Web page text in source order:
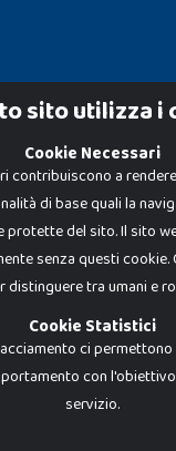
di Giocabene Srl. Ogni
è severamente vietato.
shop sono di proprietà
potrebbero
8, 20123 Milano (MI)
- C.S. 10.000 i.v.
sito utilizza i
Cookie Necessari
contribuiscono a
di base quali la
protette del sito. Il sito
senza questi cookie.
distinguere tra umani e
Cookie Statistici
ci
con
servizio.